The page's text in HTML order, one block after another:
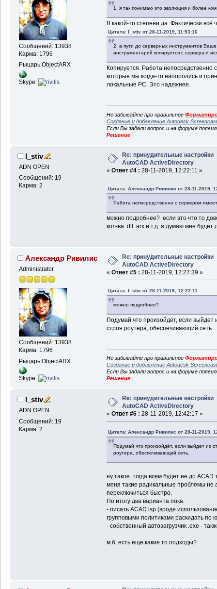
Сообщений: 13938
Карма: 1796
Рыцарь ObjectARX
Skype:
1. я так понимаю это эволюция и более
В какой-то степени да. Фактически
Цитата: I_stiv от 28-11-2019, 11:53:16
2. а пути до серверных инструментов
инструментарий копируется с сервера и
Копируется. Работа
которые мы когда-то напоролись и
локальные PC. Это надежнее.
Не забывайте про правильное
Создание и добавление Autodesk
Если Вы задали вопрос и на форуме
Решение
I_stiv
ADN OPEN
Сообщений: 19
Карма: 2
Re: принудительные настройки
AutoCAD ActiveDirectory
« Ответ #4 : 28-11-2019, 12:22:11 »
Цитата: Александр Ривилис от 28-11-2019,
Работа непосредственно с сервером
можно подробнее? если это что то
кол-ва .dll .arx и т.д. я думаю мне будет
Александр Ривилис
Administrator
Сообщений: 13938
Карма: 1796
Рыцарь ObjectARX
Skype:
Re: принудительные настройки
AutoCAD ActiveDirectory
« Ответ #5 : 28-11-2019, 12:27:39 »
Цитата: I_stiv от 28-11-2019, 12:22:11
можно подробнее?
Подумай что произойдёт, если
строя роутера, обеспечивающий сеть.
Не забывайте про правильное
Создание и добавление Autodesk
Если Вы задали вопрос и на форуме
Решение
I_stiv
ADN OPEN
Сообщений: 19
Карма: 2
Re: принудительные настройки
AutoCAD ActiveDirectory
« Ответ #6 : 28-11-2019, 12:42:17 »
Цитата: Александр Ривилис от 28-11-2019,
Подумай что произойдёт, если выйдет из
роутера, обеспечивающий сеть.
ну такое. тогда всем будет не до
меня такие радикальные проблемы не
переключиться быстро.
По итогу два варианта пока:
- писать ACAD.lsp (вроде
групповыми политиками раскидать по
- собственный автозагрузчик .exe -
м.б. есть еще какие то подходы?